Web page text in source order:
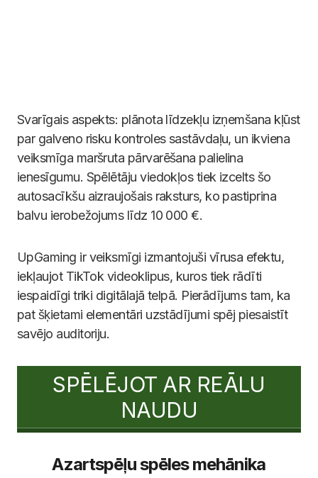
Svarīgais aspekts: plānota līdzekļu izņemšana kļūst
par galveno risku kontroles sastāvdaļu, un ikviena
veiksmīga maršruta pārvarēšana palielina
ienesīgumu. Spēlētāju viedokļos tiek izcelts šo
autosacīkšu aizraujošais raksturs, ko pastiprina
balvu ierobežojums līdz 10 000 €.
UpGaming ir veiksmīgi izmantojuši vīrusa efektu,
iekļaujot TikTok videoklipus, kuros tiek rādīti
iespaidīgi triki digitālajā telpā. Pierādījums tam, ka
pat šķietami elementāri uzstādījumi spēj piesaistīt
savējo auditoriju.
SPĒLĒJOT AR REĀLU
NAUDU
Azartspēļu spēles mehānika